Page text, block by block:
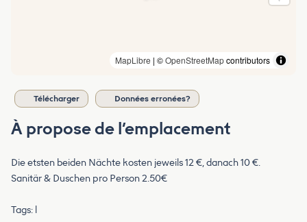
MapLibre | ©OpenStreetMapcontributors
Télécharger Données erronées?
À propose de l’emplacement
Die etsten beiden Nächte kosten jeweils 12 €, danach 10 €.
Sanitär & Duschen pro Person 2.50€
Tags: l